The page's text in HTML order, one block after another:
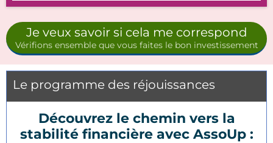
Je veux savoir si cela me correspond
Vérifions ensemble que vous faites le bon investissement
Le programme des réjouissances
Découvrez le chemin vers la
stabilité financière avec AssoUp :